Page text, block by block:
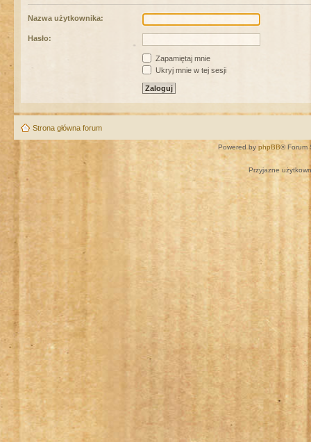
Nazwa użytkownika:
Hasło:
Zapamiętaj mnie
Ukryj mnie w tej sesji
Strona główna forum
Powered by phpBB® Forum
Przyjazne